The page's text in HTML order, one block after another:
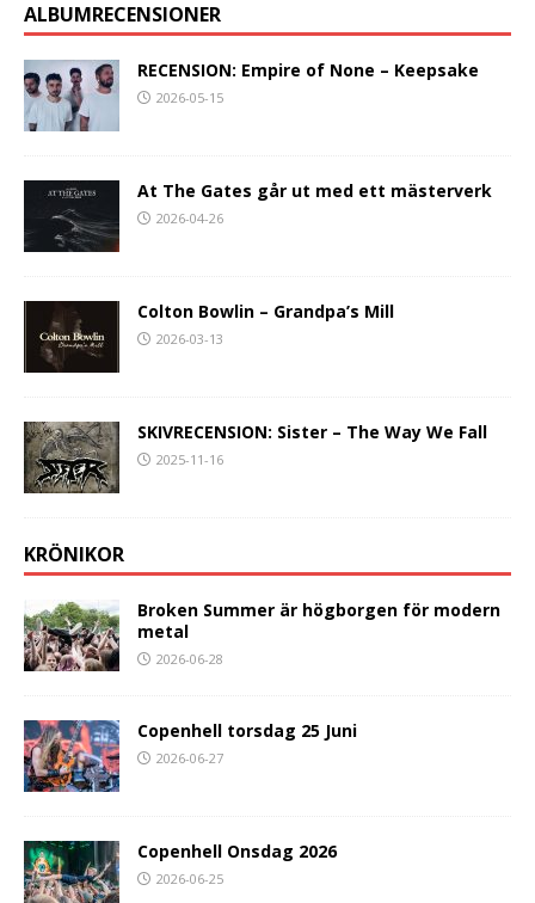
ALBUMRECENSIONER
RECENSION: Empire of None – Keepsake
2026-05-15
At The Gates går ut med ett mästerverk
2026-04-26
Colton Bowlin – Grandpa’s Mill
2026-03-13
SKIVRECENSION: Sister – The Way We Fall
2025-11-16
KRÖNIKOR
Broken Summer är högborgen för modern
metal
2026-06-28
Copenhell torsdag 25 Juni
2026-06-27
Copenhell Onsdag 2026
2026-06-25